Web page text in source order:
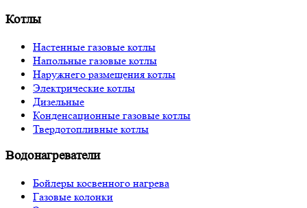
Котлы
Настенные газовые котлы
Напольные газовые котлы
Наружнего размещения котлы
Электрические котлы
Дизельные
Конденсационные газовые котлы
Твердотопливные котлы
Водонагреватели
Бойлеры косвенного нагрева
Газовые колонки